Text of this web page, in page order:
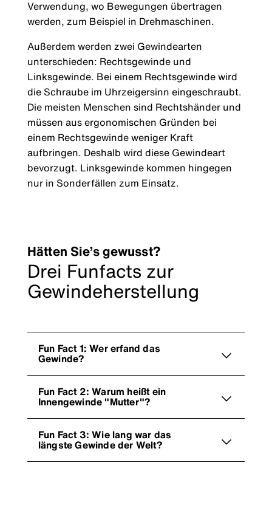
Verwendung, wo Bewegungen übertragen
werden, zum Beispiel in Drehmaschinen.
Außerdem werden zwei Gewindearten
unterschieden: Rechtsgewinde und
Linksgewinde. Bei einem Rechtsgewinde wird
die Schraube im Uhrzeigersinn eingeschraubt.
Die meisten Menschen sind Rechtshänder und
müssen aus ergonomischen Gründen bei
einem Rechtsgewinde weniger Kraft
aufbringen. Deshalb wird diese Gewindeart
bevorzugt. Linksgewinde kommen hingegen
nur in Sonderfällen zum Einsatz.
Hätten Sie’s gewusst?
Drei Funfacts zur
Gewindeherstellung
Fun Fact 1: Wer erfand das
Gewinde?
Fun Fact 2: Warum heißt ein
Innengewinde "Mutter"?
Fun Fact 3: Wie lang war das
längste Gewinde der Welt?